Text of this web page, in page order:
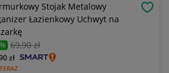
Stojak Metalowy
Łazienkowy Uchwyt na
69,90 zł
zł